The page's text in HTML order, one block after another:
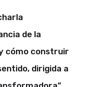
de la
cómo construir
dirigida a